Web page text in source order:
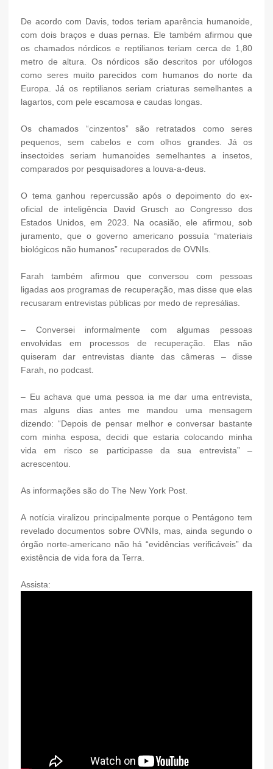
De acordo com Davis, todos teriam aparência humanoide,
com dois braços e duas pernas. Ele também afirmou que
os chamados nórdicos e reptilianos teriam cerca de 1,80
metro de altura. Os nórdicos são descritos por ufólogos
como seres muito parecidos com humanos do norte da
Europa. Já os reptilianos seriam criaturas semelhantes a
lagartos, com pele escamosa e caudas longas.
Os chamados “cinzentos” são retratados como seres
pequenos, sem cabelos e com olhos grandes. Já os
insectoides seriam humanoides semelhantes a insetos,
comparados por pesquisadores a louva-a-deus.
O tema ganhou repercussão após o depoimento do ex-
oficial de inteligência David Grusch ao Congresso dos
Estados Unidos, em 2023. Na ocasião, ele afirmou, sob
juramento, que o governo americano possuía “materiais
biológicos não humanos” recuperados de OVNIs.
Farah também afirmou que conversou com pessoas
ligadas aos programas de recuperação, mas disse que elas
recusaram entrevistas públicas por medo de represálias.
– Conversei informalmente com algumas pessoas
envolvidas em processos de recuperação. Elas não
quiseram dar entrevistas diante das câmeras – disse
Farah, no podcast.
– Eu achava que uma pessoa ia me dar uma entrevista,
mas alguns dias antes me mandou uma mensagem
dizendo: “Depois de pensar melhor e conversar bastante
com minha esposa, decidi que estaria colocando minha
vida em risco se participasse da sua entrevista” –
acrescentou.
As informações são do The New York Post.
A notícia viralizou principalmente porque o Pentágono tem
revelado documentos sobre OVNIs, mas, ainda segundo o
órgão norte-americano não há “evidências verificáveis” da
existência de vida fora da Terra.
Assista: